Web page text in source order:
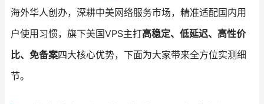
海外华人创办，深耕中美网络服务市场，精准适配国内用
户使用习惯，旗下美国VPS主打高稳定、低延迟、高性价
比、免备案四大核心优势，下面为大家带来全方位实测细
节。